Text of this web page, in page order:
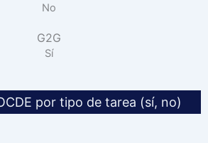
No
G2G
Sí
por tipo de tarea (sí, no)